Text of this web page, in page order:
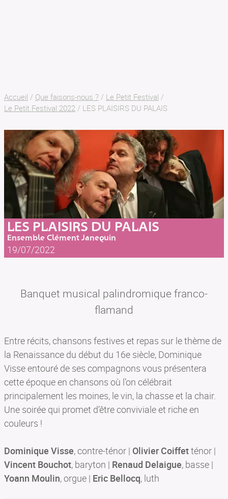
Accueil / Que faisons-nous ? / Le Petit Festival /
Le Petit Festival 2022 / LES PLAISIRS DU PALAIS
LES PLAISIRS DU PALAIS
Ensemble Clément Janequin
19/07/2022
Banquet musical palindromique franco-
flamand
Entre récits, chansons festives et repas sur le thème de
la Renaissance du début du 16e siècle, Dominique
Visse entouré de ses compagnons vous présentera
cette époque en chansons où l’on célébrait
principalement les moines, le vin, la chasse et la chair.
Une soirée qui promet d’être conviviale et riche en
couleurs !
Dominique Visse, contre-ténor | Olivier Coiffetténor |
Vincent Bouchot, baryton | Renaud Delaigue, basse |
Yoann Moulin, orgue | Eric Bellocq, luth